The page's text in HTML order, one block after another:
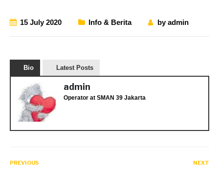
15 July 2020 Info & Berita byadmin
Bio Latest Posts
admin
Operator at SMAN 39 Jakarta
PREVIOUS NEXT